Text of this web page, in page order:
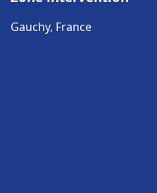
Gauchy, France